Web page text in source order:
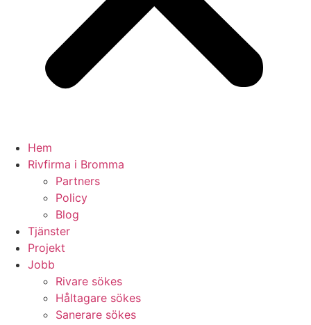
Hem
Rivfirma i Bromma
Partners
Policy
Blog
Tjänster
Projekt
Jobb
Rivare sökes
Håltagare sökes
Sanerare sökes